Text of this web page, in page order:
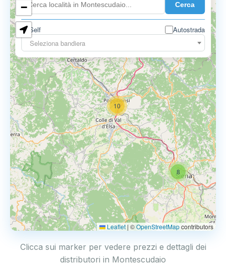
Cerca
Self
Autostrada
Seleziona bandiera
8
3
10
3
−
Leaflet | ©OpenStreetMapcontributors
Clicca sui marker per vedere prezzi e dettagli dei
distributori in Montescudaio